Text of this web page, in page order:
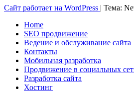
Сайт работает на WordPress | Тема:
Home
SEO продвижение
Ведение и обслуживание сайта
Контакты
Мобильная разработка
Продвижение в социальных
Разработка сайта
Хостинг